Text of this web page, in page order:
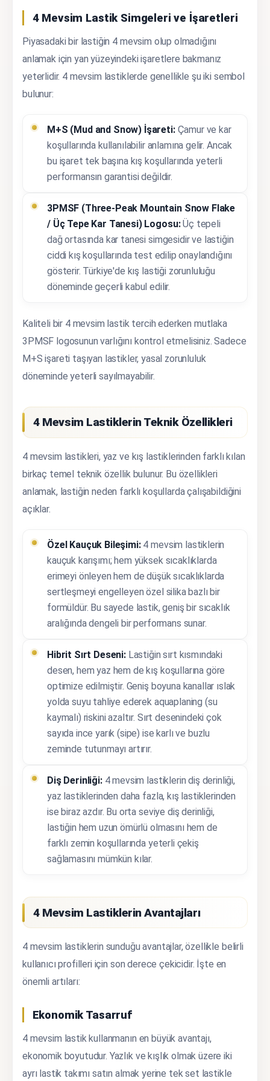
4 Mevsim Lastik Simgeleri ve İşaretleri
Piyasadaki bir lastiğin 4 mevsim olup olmadığını
anlamak için yan yüzeyindeki işaretlere bakmanız
yeterlidir. 4 mevsim lastiklerde genellikle şu iki sembol
bulunur:
M+S (Mud and Snow) İşareti:Çamur ve kar
koşullarında kullanılabilir anlamına gelir. Ancak
bu işaret tek başına kış koşullarında yeterli
performansın garantisi değildir.
3PMSF (Three-Peak Mountain Snow Flake
/ Üç Tepe Kar Tanesi) Logosu:Üç tepeli
dağ ortasında kar tanesi simgesidir ve lastiğin
ciddi kış koşullarında test edilip onaylandığını
gösterir. Türkiye'de kış lastiği zorunluluğu
döneminde geçerli kabul edilir.
Kaliteli bir 4 mevsim lastik tercih ederken mutlaka
3PMSF logosunun varlığını kontrol etmelisiniz. Sadece
M+S işareti taşıyan lastikler, yasal zorunluluk
döneminde yeterli sayılmayabilir.
4 Mevsim Lastiklerin Teknik Özellikleri
4 mevsim lastikleri, yaz ve kış lastiklerinden farklı kılan
birkaç temel teknik özellik bulunur. Bu özellikleri
anlamak, lastiğin neden farklı koşullarda çalışabildiğini
açıklar.
Özel Kauçuk Bileşimi:4 mevsim lastiklerin
kauçuk karışımı; hem yüksek sıcaklıklarda
erimeyi önleyen hem de düşük sıcaklıklarda
sertleşmeyi engelleyen özel silika bazlı bir
formüldür. Bu sayede lastik, geniş bir sıcaklık
aralığında dengeli bir performans sunar.
Hibrit Sırt Deseni:Lastiğin sırt kısmındaki
desen, hem yaz hem de kış koşullarına göre
optimize edilmiştir. Geniş boyuna kanallar ıslak
yolda suyu tahliye ederek aquaplaning (su
kaymalı) riskini azaltır. Sırt desenindeki çok
sayıda ince yarık (sipe) ise karlı ve buzlu
zeminde tutunmayı artırır.
Diş Derinliği:4 mevsim lastiklerin diş derinliği,
yaz lastiklerinden daha fazla, kış lastiklerinden
ise biraz azdır. Bu orta seviye diş derinliği,
lastiğin hem uzun ömürlü olmasını hem de
farklı zemin koşullarında yeterli çekiş
sağlamasını mümkün kılar.
4 Mevsim Lastiklerin Avantajları
4 mevsim lastiklerin sunduğu avantajlar, özellikle belirli
kullanıcı profilleri için son derece çekicidir. İşte en
önemli artıları:
Ekonomik Tasarruf
4 mevsim lastik kullanmanın en büyük avantajı,
ekonomik boyutudur. Yazlık ve kışlık olmak üzere iki
ayrı lastik takımı satın almak yerine tek set lastikle